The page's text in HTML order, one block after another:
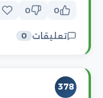
0
0
تعليقات 0
378